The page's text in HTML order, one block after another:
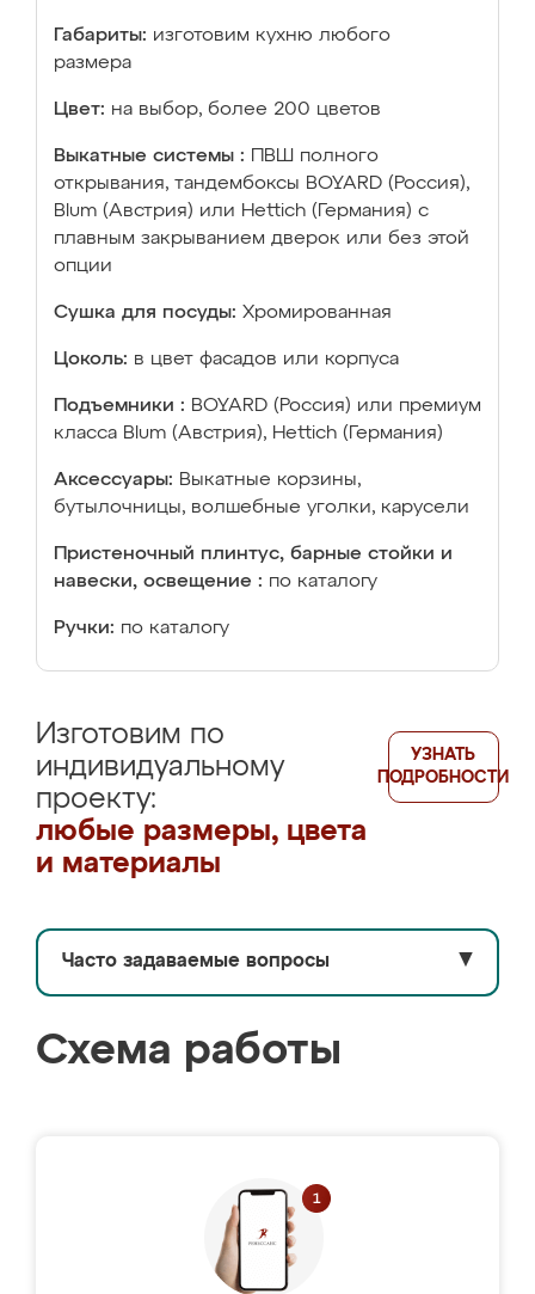
Габариты: изготовим кухню любого
размера
Цвет: на выбор, более 200 цветов
Выкатные системы :
ПВШ полного
открывания, тандембоксы BOYARD (Россия),
Blum (Австрия) или Hettich (Германия) с
плавным закрыванием дверок или без этой
опции
Сушка для посуды: Хромированная
Цоколь: в цвет фасадов или корпуса
Подъемники : BOYARD (Россия) или премиум
класса Blum (Австрия), Hettich (Германия)
Аксессуары: Выкатные корзины,
бутылочницы, волшебные уголки, карусели
Пристеночный плинтус, барные стойки и
навески, освещение : по каталогу
Ручки: по каталогу
Изготовим по
индивидуальному
проекту:
любые размеры, цвета
и материалы
УЗНАТЬ
ПОДРОБНОСТИ
Часто задаваемые вопросы ▼
Схема работы